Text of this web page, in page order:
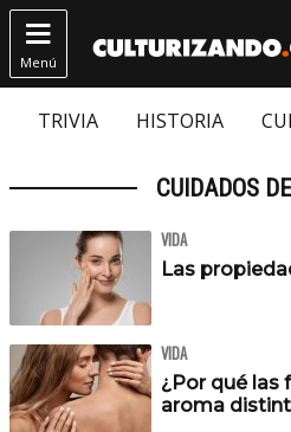

Menú
TRIVIA HISTORIA
CUIDADOS
VIDA
Las
VIDA
¿Por qué las
aroma